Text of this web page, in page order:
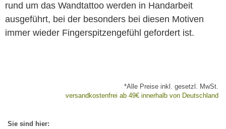
rund um das Wandtattoo werden in Handarbeit
ausgeführt, bei der besonders bei diesen Motiven
immer wieder Fingerspitzengefühl gefordert ist.
*Alle Preise inkl. gesetzl. MwSt.
versandkostenfrei ab 49€ innerhalb von Deutschland